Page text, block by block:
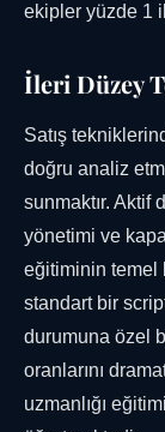
ekipler yüzde 1
İleri Düzey
Satış
doğru analiz
sunmaktır. Aktif
yönetimi ve
eğitiminin temel
standart bir
durumuna özel
oranlarını
uzmanlığı